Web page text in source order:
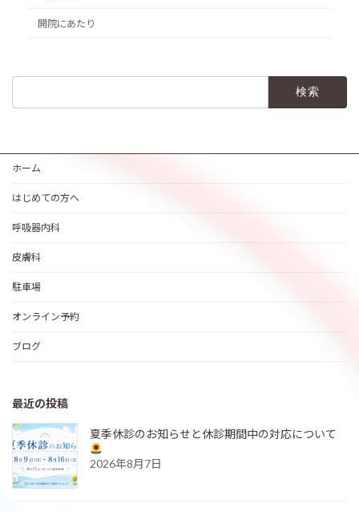
開院にあたり
ホーム
はじめての方へ
呼吸器内科
皮膚科
駐車場
オンライン予約
ブログ
最近の投稿
夏季休診のお知らせと休診期間中の対応について
2026年8月7日